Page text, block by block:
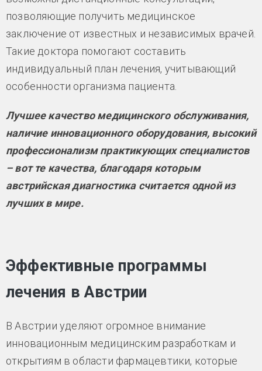
позволяющие получить медицинское
заключение от известных и независимых врачей.
Такие доктора помогают составить
индивидуальный план лечения, учитывающий
особенности организма пациента.
Лучшее качество медицинского обслуживания,
наличие инновационного оборудования, высокий
профессионализм практикующих специалистов
– вот те качества, благодаря которым
австрийская диагностика считается одной из
лучших в мире.
Эффективные программы
лечения в Австрии
В Австрии уделяют огромное внимание
инновационным медицинским разработкам и
открытиям в области фармацевтики, которые